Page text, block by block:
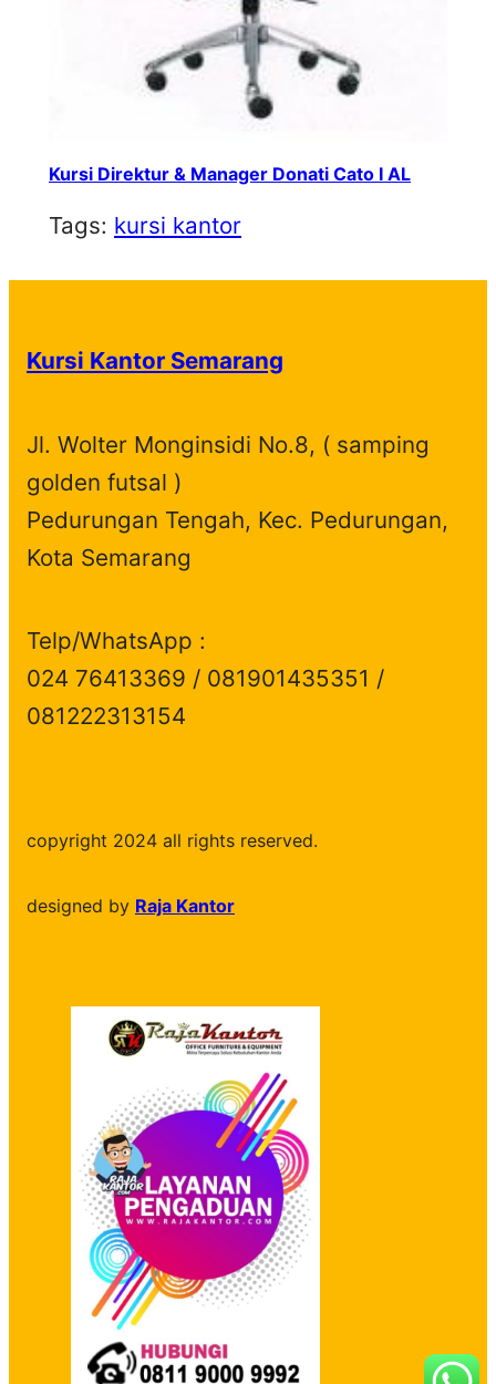
Kursi Direktur & Manager Donati Cato I AL
Tags: kursi kantor
Kursi Kantor Semarang
Jl. Wolter Monginsidi No.8, ( samping
golden futsal )
Pedurungan Tengah, Kec. Pedurungan,
Kota Semarang
Telp/WhatsApp :
024 76413369 / 081901435351 /
081222313154
copyright 2024 all rights reserved.
designed by Raja Kantor